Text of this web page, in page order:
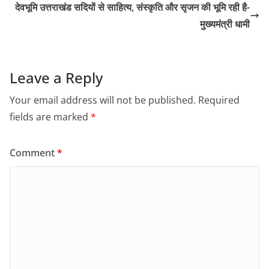
देवभूमि उत्तराखंड सदियों से साहित्य, संस्कृति और सृजन की भूमि रही है-
मुख्यमंत्री धामी
Leave a Reply
Your email address will not be published. Required
fields are marked *
Comment*